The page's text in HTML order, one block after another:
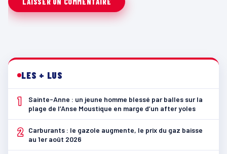
LES + LUS
1
Sainte-Anne : un jeune homme blessé par balles sur la
plage de l’Anse Moustique en marge d’un after yoles
2
Carburants : le gazole augmente, le prix du gaz baisse
au 1er août 2026